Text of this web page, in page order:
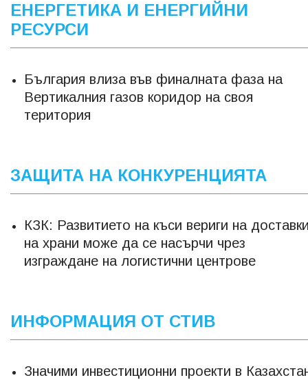
ЕНЕРГЕТИКА И ЕНЕРГИЙНИ
РЕСУРСИ
България влиза във финалната фаза на
Вертикалния газов коридор на своя
територия
ЗАЩИТА НА КОНКУРЕНЦИЯТА
КЗК: Развитието на къси вериги на
на храни може да се насърчи чрез
изграждане на логистични центрове
ИНФОРМАЦИЯ ОТ СТИВ
Значими инвестиционни проекти в